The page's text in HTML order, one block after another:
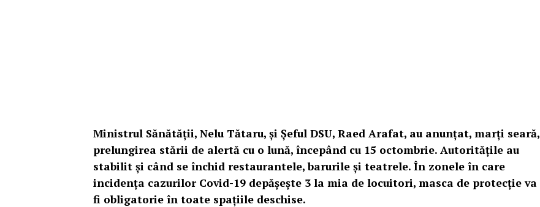
Ministrul Sănătății, Nelu Tătaru, și Șeful DSU, Raed Arafat, au anunțat, marți seară,
prelungirea stării de alertă cu o lună, începând cu 15 octombrie. Autoritățile au
stabilit și când se închid restaurantele, barurile și teatrele. În zonele în care
incidența cazurilor Covid-19 depășește 3 la mia de locuitori, masca de protecție va
fi obligatorie în toate spațiile deschise.